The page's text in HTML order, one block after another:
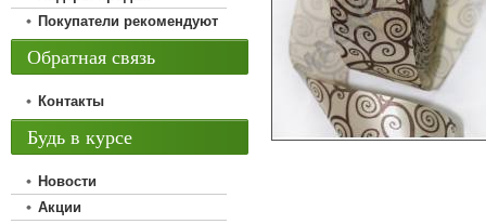
Покупатели рекомендуют
Обратная связь
Контакты
Будь в курсе
Новости
Акции